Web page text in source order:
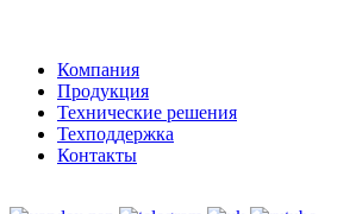
Компания
Продукция
Технические решения
Техподдержка
Контакты